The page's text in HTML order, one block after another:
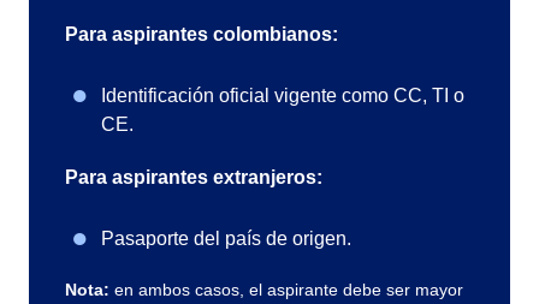
Para aspirantes colombianos:
Identificación oficial vigente como CC, TI o
CE.
Para aspirantes extranjeros:
Pasaporte del país de origen.
Nota: en ambos casos, el aspirante debe ser mayor